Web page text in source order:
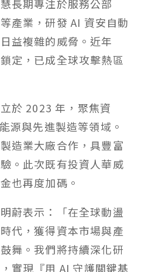
長期專注於服務公部
產業，研發 AI 資安自動
益複雜的威脅。近年
定，已成全球攻擊熱區
於 2023 年，聚焦資
源與先進製造等領域。
造業大廠合作，具豐富
。此次既有投資人華威
也再度加碼。
蔚表示：「在全球動盪
代，獲得資本市場與產
舞。我們將持續深化研
實現『用 AI 守護關鍵基